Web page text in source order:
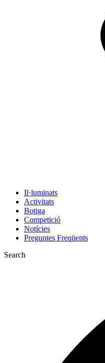
Il·luminats
Activitats
Botiga
Competició
Notícies
Preguntes Freqüents
Search